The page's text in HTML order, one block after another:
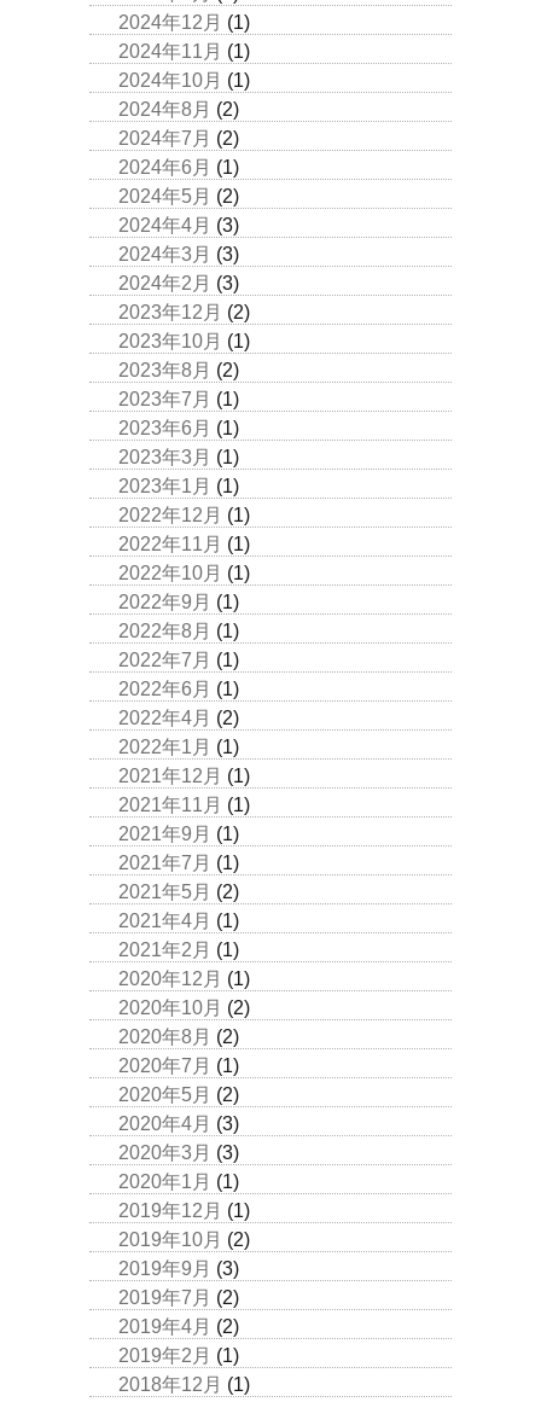
2024年12月 (1)
2024年11月 (1)
2024年10月 (1)
2024年8月 (2)
2024年7月 (2)
2024年6月 (1)
2024年5月 (2)
2024年4月 (3)
2024年3月 (3)
2024年2月 (3)
2023年12月 (2)
2023年10月 (1)
2023年8月 (2)
2023年7月 (1)
2023年6月 (1)
2023年3月 (1)
2023年1月 (1)
2022年12月 (1)
2022年11月 (1)
2022年10月 (1)
2022年9月 (1)
2022年8月 (1)
2022年7月 (1)
2022年6月 (1)
2022年4月 (2)
2022年1月 (1)
2021年12月 (1)
2021年11月 (1)
2021年9月 (1)
2021年7月 (1)
2021年5月 (2)
2021年4月 (1)
2021年2月 (1)
2020年12月 (1)
2020年10月 (2)
2020年8月 (2)
2020年7月 (1)
2020年5月 (2)
2020年4月 (3)
2020年3月 (3)
2020年1月 (1)
2019年12月 (1)
2019年10月 (2)
2019年9月 (3)
2019年7月 (2)
2019年4月 (2)
2019年2月 (1)
2018年12月 (1)